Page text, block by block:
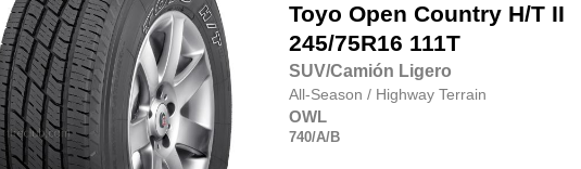
Toyo Open Country H/T II
245/75R16 111T
SUV/Camión Ligero
All-Season / Highway Terrain
OWL
740/A/B